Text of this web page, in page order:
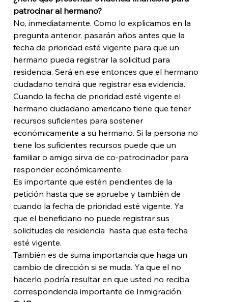
patrocinar al hermano?
No, inmediatamente. Como lo explicamos en la
pregunta anterior, pasarán años antes que la
fecha de prioridad esté vigente para que un
hermano pueda registrar la solicitud para
residencia. Será en ese entonces que el hermano
ciudadano tendrá que registrar esa evidencia.
Cuando la fecha de prioridad esté vigente el
hermano ciudadano americano tiene que tener
recursos suficientes para sostener
económicamente a su hermano. Si la persona no
tiene los suficientes recursos puede que un
familiar o amigo sirva de co-patrocinador para
responder económicamente.
Es importante que estén pendientes de la
petición hasta que se apruebe y también de
cuando la fecha de prioridad esté vigente. Ya
que el beneficiario no puede registrar sus
solicitudes de residencia  hasta que esta fecha
esté vigente.
También es de suma importancia que haga un
cambio de dirección si se muda. Ya que el no
hacerlo podría resultar en que usted no reciba
correspondencia importante de Inmigración.